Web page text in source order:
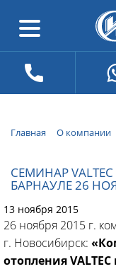
Главная О компании
СЕМИНАР
БАРНАУЛЕ 26
13 ноября 2015
26 ноября 2015 г.
г. Новосибирск:
отопления